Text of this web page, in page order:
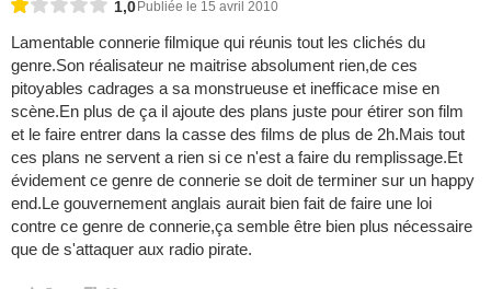
1,0 Publiée le 15 avril 2010
Lamentable connerie filmique qui réunis tout les clichés du
genre.Son réalisateur ne maitrise absolument rien,de ces
pitoyables cadrages a sa monstrueuse et inefficace mise en
scène.En plus de ça il ajoute des plans juste pour étirer son film
et le faire entrer dans la casse des films de plus de 2h.Mais tout
ces plans ne servent a rien si ce n'est a faire du remplissage.Et
évidement ce genre de connerie se doit de terminer sur un happy
end.Le gouvernement anglais aurait bien fait de faire une loi
contre ce genre de connerie,ça semble être bien plus nécessaire
que de s'attaquer aux radio pirate.